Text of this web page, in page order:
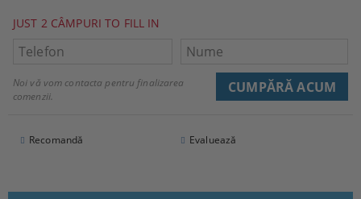
JUST 2 CÂMPURI TO FILL IN
Noi vă vom contacta pentru finalizarea
comenzii.
Recomandă Evaluează